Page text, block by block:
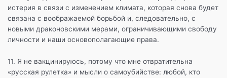
истерия в связи с изменением климата, которая снова будет
связана с воображаемой борьбой и, следовательно, с
новыми драконовскими мерами, ограничивающими свободу
личности и наши основополагающие права.
11. Я не вакцинируюсь, потому что мне отвратительна
«русская рулетка» и мысли о самоубийстве: любой, кто